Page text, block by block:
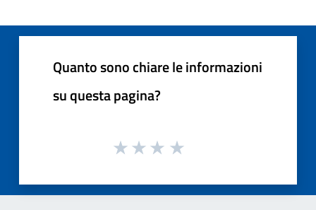
Quanto sono chiare le informazioni
su questa pagina?